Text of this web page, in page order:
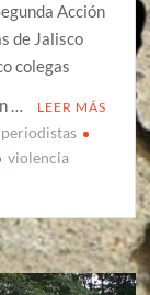
Acción
de Jalisco
colegas
…
LEER MÁS
violencia